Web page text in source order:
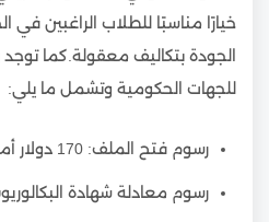
خيارًا مناسبًا للطلاب الراغبين
الجودة بتكاليف معقولة.كما
للجهات الحكومية وتشمل ما يلي:
رسوم فتح الملف: 170 دولار أمريكي.
رسوم معادلة شهادة البكالوريوس: 300 دولار